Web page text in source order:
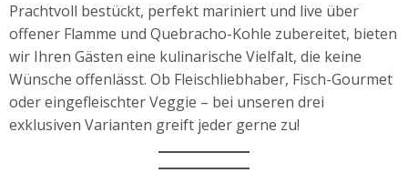
Prachtvoll bestückt, perfekt mariniert und live über
offener Flamme und Quebracho-Kohle zubereitet, bieten
wir Ihren Gästen eine kulinarische Vielfalt, die keine
Wünsche offenlässt. Ob Fleischliebhaber, Fisch-Gourmet
oder eingefleischter Veggie – bei unseren drei
exklusiven Varianten greift jeder gerne zu!